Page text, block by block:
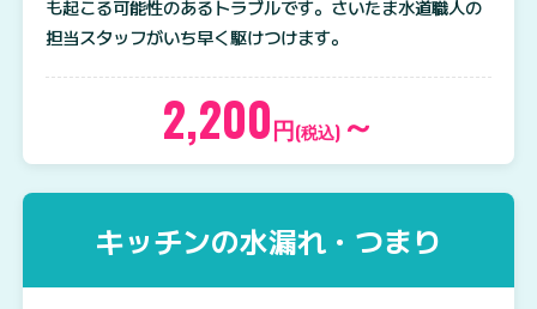
も起こる可能性のあるトラブルです。さいたま水道職人の
担当スタッフがいち早く駆けつけます。
2,200円(税込) ～
キッチンの水漏れ・つまり